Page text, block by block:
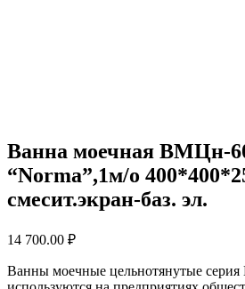
Ванна моечная ВМЦн-
“Norma”,1м/о
смесит.экран-баз. эл.
14 700.00 ₽
Ванны моечные цельнотянутые